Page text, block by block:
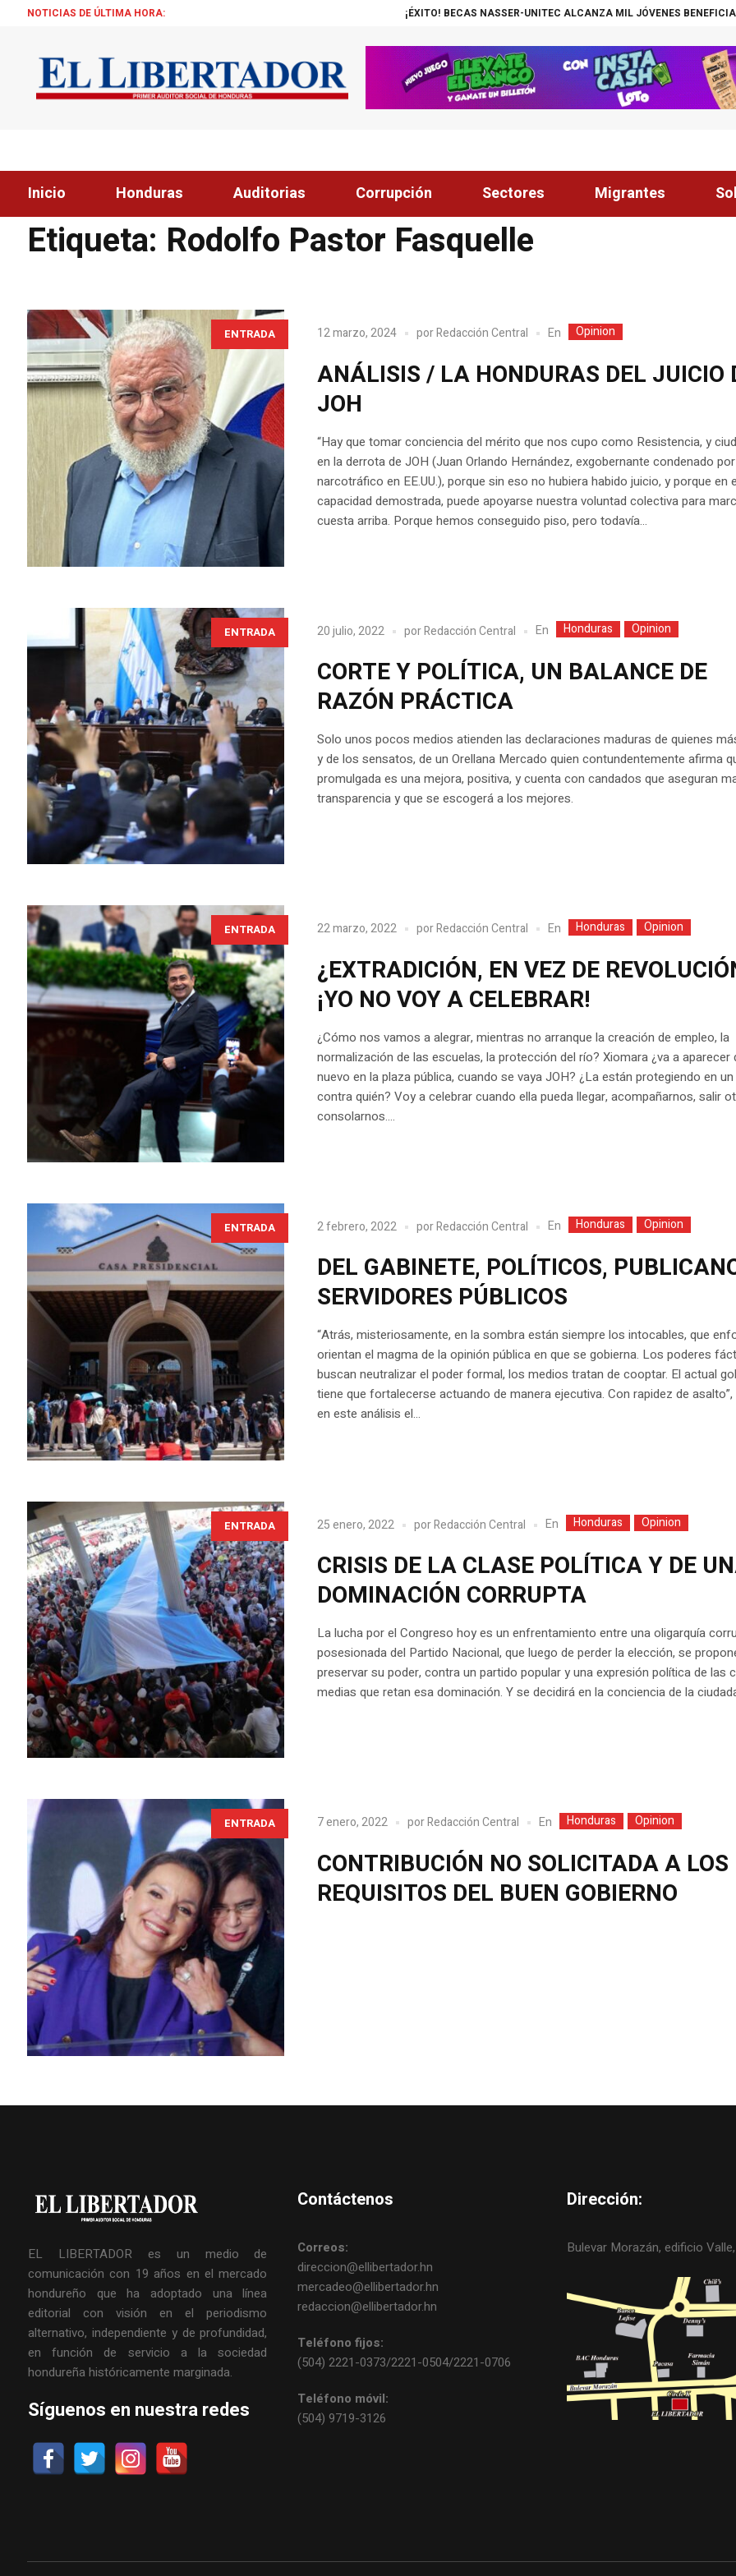
NOTICIAS DE ÚLTIMA HORA: ¡ÉXITO! BECAS NASSER-UNITEC ALCANZA MIL JÓVENES BENEFICIADOS
Inicio Honduras Auditorias Corrupción Sectores Migrantes
Etiqueta: Rodolfo Pastor Fasquelle
ENTRADA 12 marzo, 2024 porRedacción Central En Opinion
ANÁLISIS / LA HONDURAS DEL JUICIO
JOH
“Hay que tomar conciencia del mérito que nos cupo como Resistencia, y
en la derrota de JOH (Juan Orlando Hernández, exgobernante condenado por
narcotráfico en EE.UU.), porque sin eso no hubiera habido juicio, y porque en
capacidad demostrada, puede apoyarse nuestra voluntad colectiva para
cuesta arriba. Porque hemos conseguido piso, pero todavía...
ENTRADA 20 julio, 2022 porRedacción Central En Honduras Opinion
CORTE Y POLÍTICA, UN BALANCE DE
RAZÓN PRÁCTICA
Solo unos pocos medios atienden las declaraciones maduras de quienes
y de los sensatos, de un Orellana Mercado quien contundentemente afirma
promulgada es una mejora, positiva, y cuenta con candados que aseguran
transparencia y que se escogerá a los mejores.
ENTRADA 22 marzo, 2022 porRedacción Central En Honduras Opinion
¿EXTRADICIÓN, EN VEZ DE
¡YO NO VOY A CELEBRAR!
¿Cómo nos vamos a alegrar, mientras no arranque la creación de empleo, la
normalización de las escuelas, la protección del río? Xiomara ¿va a aparecer
nuevo en la plaza pública, cuando se vaya JOH? ¿La están protegiendo en
contra quién? Voy a celebrar cuando ella pueda llegar, acompañarnos, salir
consolarnos....
ENTRADA 2 febrero, 2022 porRedacción Central En Honduras Opinion
DEL GABINETE, POLÍTICOS,
SERVIDORES PÚBLICOS
“Atrás, misteriosamente, en la sombra están siempre los intocables, que
orientan el magma de la opinión pública en que se gobierna. Los poderes
buscan neutralizar el poder formal, los medios tratan de cooptar. El actual
tiene que fortalecerse actuando de manera ejecutiva. Con rapidez de asalto”,
en este análisis el...
ENTRADA 25 enero, 2022 porRedacción Central En Honduras Opinion
CRISIS DE LA CLASE POLÍTICA Y DE
DOMINACIÓN CORRUPTA
La lucha por el Congreso hoy es un enfrentamiento entre una oligarquía
posesionada del Partido Nacional, que luego de perder la elección, se
preservar su poder, contra un partido popular y una expresión política de las
medias que retan esa dominación. Y se decidirá en la conciencia de la
ENTRADA 7 enero, 2022 porRedacción Central En Honduras Opinion
CONTRIBUCIÓN NO SOLICITADA A LOS
REQUISITOS DEL BUEN GOBIERNO
EL LIBERTADOR es un medio de
comunicación con 19 años en el mercado
hondureño que ha adoptado una línea
editorial con visión en el periodismo
alternativo, independiente y de profundidad,
en función de servicio a la sociedad
hondureña históricamente marginada.
Síguenos en nuestra redes
Contáctenos
Correos:
direccion@ellibertador.hn
mercadeo@ellibertador.hn
redaccion@ellibertador.hn
Teléfono fijos:
(504) 2221-0373/2221-0504/2221-0706
Teléfono móvil:
(504) 9719-3126
Dirección:
Bulevar Morazán, edificio